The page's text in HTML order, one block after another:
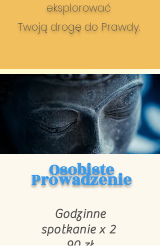
eksplorować
Twoją drogę do Prawdy.
Osobiste
Prowadzenie
Godzinne
spotkanie x 2